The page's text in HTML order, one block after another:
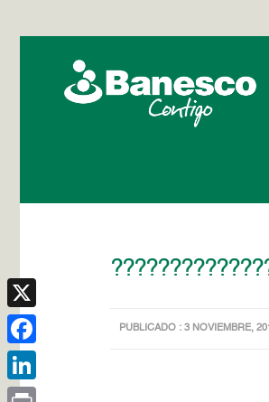
PUBLICADO : 3 NOVIEMBRE,
X
Facebook
LinkedIn